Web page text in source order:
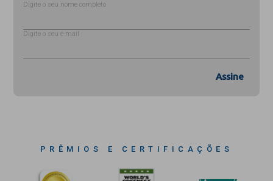
Digite o seu nome completo
Digite o seu e-mail
Assine
PRÊMIOS E CERTIFICAÇÕES